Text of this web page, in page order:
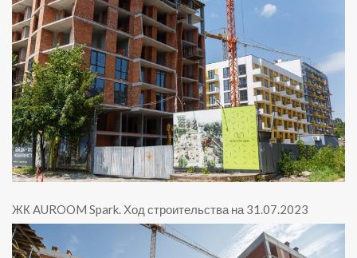
ЖК AUROOM Spark Ход строительства на 31.07.2023